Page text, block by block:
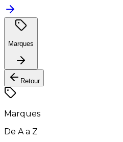
Marques
Retour
Marques
De A a Z